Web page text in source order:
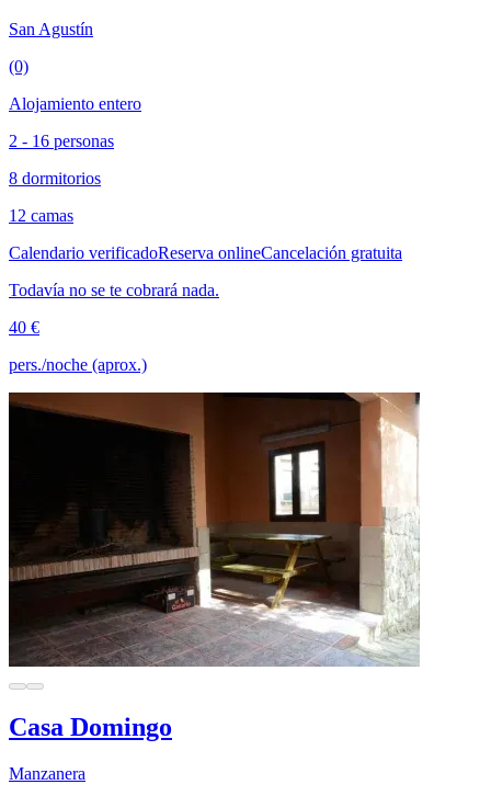
San Agustín
(0)
Alojamiento entero
2 - 16 personas
8 dormitorios
12 camas
Calendario verificadoReserva onlineCancelación gratuita
Todavía no se te cobrará nada.
40 €
pers./noche (aprox.)
Casa Domingo
Manzanera